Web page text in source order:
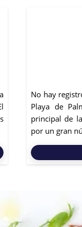
No hay
Playa de
principal de
por un gran